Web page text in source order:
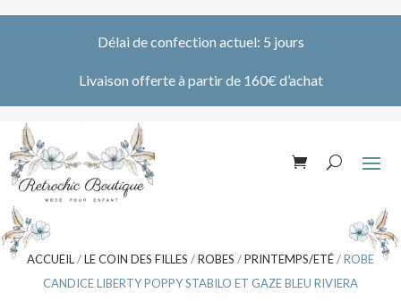
Délai de confection actuel: 5 jours
Livaison offerte à partir de 160€ d’achat
ACCUEIL /LE COIN DES FILLES /ROBES /PRINTEMPS/ETÉ/ ROBE
CANDICE LIBERTY POPPY STABILO ET GAZE BLEU RIVIERA